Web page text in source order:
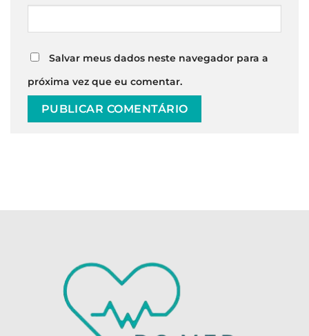
Salvar meus dados neste navegador para a
próxima vez que eu comentar.